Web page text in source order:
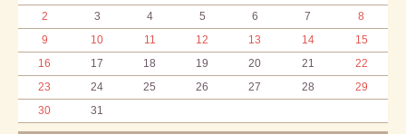
2
3 4 5 6 7
8
9
10 11 12 13 14
15
16
17 18 19 20 21
22
23
24 25 26 27 28
29
30
31